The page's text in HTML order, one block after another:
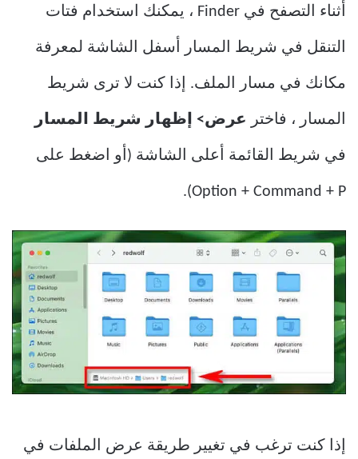
أثناء التصفح في Finder ، يمكنك استخدام فتات
التنقل في شريط المسار أسفل الشاشة لمعرفة
مكانك في مسار الملف. إذا كنت لا ترى شريط
المسار ، فاختر عرض> إظهار شريط المسار
في شريط القائمة أعلى الشاشة (أو اضغط على
Option + Command + P).
إذا كنت ترغب في تغيير طريقة عرض الملفات في